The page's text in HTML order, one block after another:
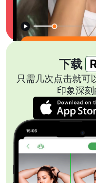
下载
只需几次点击就可
印象深